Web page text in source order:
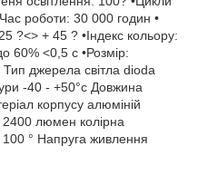
роботи: 30 000 годин •
?<> + 45 ? •Індекс кольору:
60% <0,5 с •Розмір:
джерела світла dioda
-40 - +50°c Довжина
корпусу алюміній
2400 люмен колірна
100 ° Напруга живлення